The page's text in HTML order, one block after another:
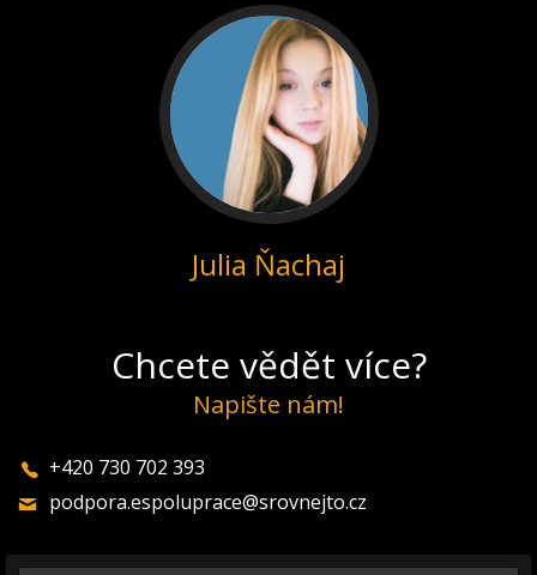
Julia Ňachaj
Chcete vědět více?
Napište nám!
+420 730 702 393
podpora.espoluprace@srovnejto.cz